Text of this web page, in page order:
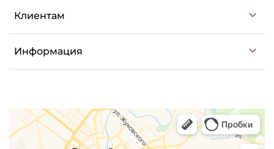
Клиентам
Информация